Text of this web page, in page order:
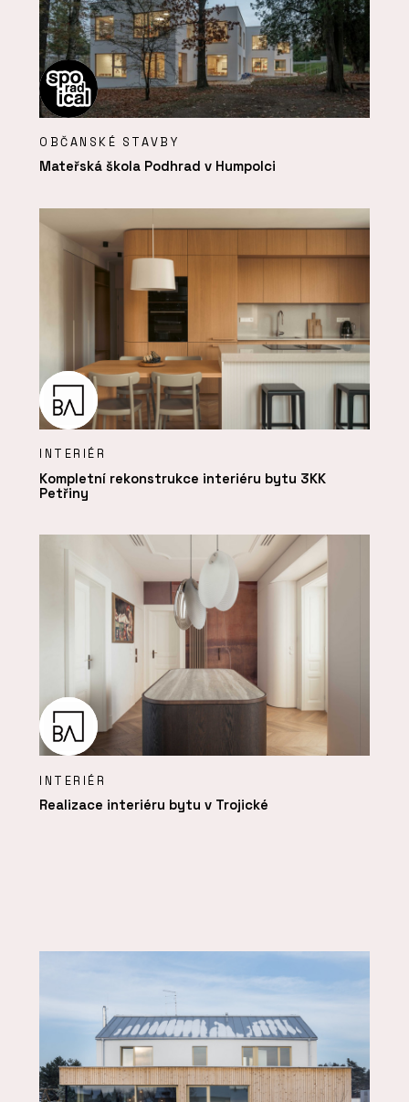
OBČANSKÉ STAVBY
Mateřská škola Podhrad v Humpolci
INTERIÉR
Kompletní rekonstrukce interiéru bytu 3KK
Petřiny
INTERIÉR
Realizace interiéru bytu v Trojické